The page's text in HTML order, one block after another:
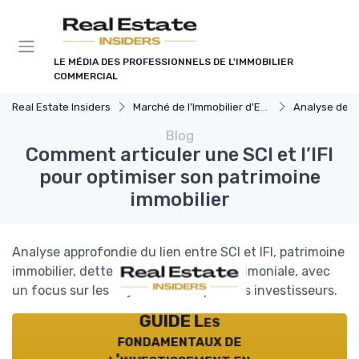
LE MÉDIA DES PROFESSIONNELS DE L'IMMOBILIER
COMMERCIAL
Real Estate Insiders Marché de l'Immobilier d'Entreprise Analyse des
Blog
Comment articuler une SCI et l’IFI
pour optimiser son patrimoine
immobilier
Analyse approfondie du lien entre SCI et IFI, patrimoine
immobilier, dettes et transmission patrimoniale, avec
un focus sur les enjeux fiscaux pour les investisseurs.
GUIDE Les
fondamentaux de